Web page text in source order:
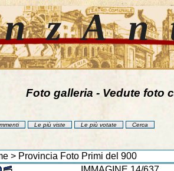
Foto galleria - Vedute foto
Le più viste Le più votate Cerca
> Provincia Foto Primi del 900